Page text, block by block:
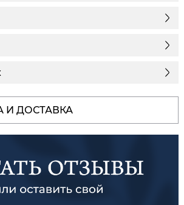
И ДОСТАВКА